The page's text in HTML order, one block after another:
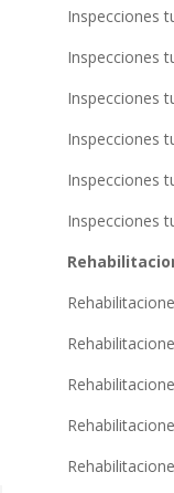
Inspecciones
Inspecciones
Inspecciones
Inspecciones
Inspecciones
Inspecciones